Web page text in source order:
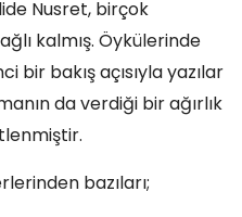
Nusret, birçok
kalmış. Öykülerinde
bir bakış açısıyla yazılar
da verdiği bir ağırlık
bazıları;